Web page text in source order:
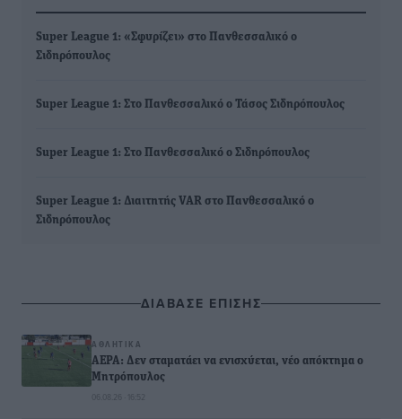
Super League 1: «Σφυρίζει» στο Πανθεσσαλικό ο
Σιδηρόπουλος
Super League 1: Στο Πανθεσσαλικό ο Τάσος Σιδηρόπουλος
Super League 1: Στο Πανθεσσαλικό ο Σιδηρόπουλος
Super League 1: Διαιτητής VAR στο Πανθεσσαλικό ο
Σιδηρόπουλος
ΔΙΑΒΑΣΕ ΕΠΙΣΗΣ
ΑΘΛΗΤΙΚΆ
ΑΕΡΑ: Δεν σταματάει να ενισχύεται, νέο απόκτημα ο
Μητρόπουλος
06.08.26 · 16:52